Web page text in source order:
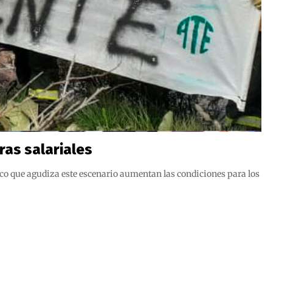
salariales
que agudiza este escenario aumentan las condiciones para los